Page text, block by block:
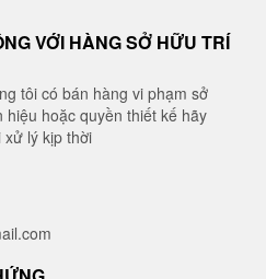
VỚI HÀNG SỞ HỮU TRÍ
tôi có bán hàng vi phạm sở
hoặc quyền thiết kế hãy
xử lý kịp thời